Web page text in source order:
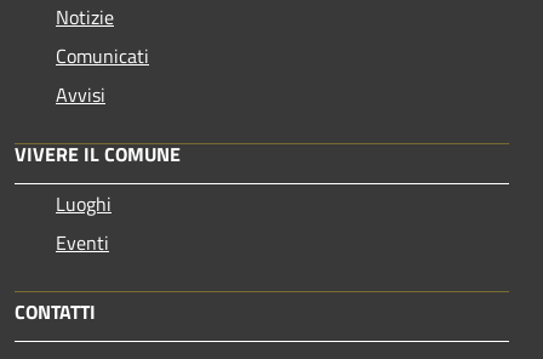
Notizie
Comunicati
Avvisi
VIVERE IL COMUNE
Luoghi
Eventi
CONTATTI